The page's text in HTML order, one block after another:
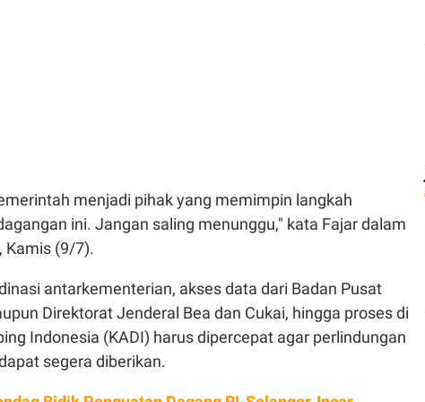
menjadi pihak yang memimpin langkah
ini. Jangan saling menunggu," kata Fajar dalam
Kamis (9/7).
antarkementerian, akses data dari Badan Pusat
Direktorat Jenderal Bea dan Cukai, hingga proses di
Indonesia (KADI) harus dipercepat agar perlindungan
segera diberikan.